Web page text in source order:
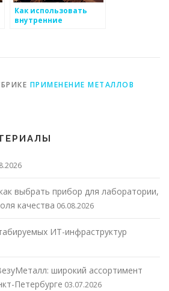
Как использовать
внутренние
ПРИМЕНЕНИЕ МЕТАЛЛОВ
выбрать прибор для лаборатории,
качества 06.08.2026
ИТ-инфраструктур
широкий ассортимент
Петербурге 03.07.2026